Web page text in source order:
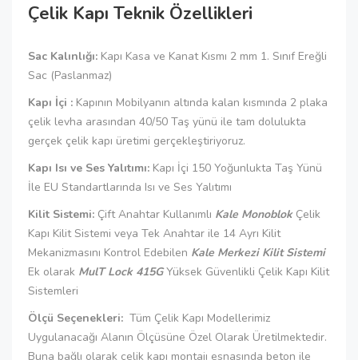
Çelik Kapı Teknik Özellikleri
Sac Kalınlığı: Kapı Kasa ve Kanat Kısmı 2 mm 1. Sınıf Ereğli
Sac (Paslanmaz)
Kapı İçi : Kapının Mobilyanın altında kalan kısmında 2 plaka
çelik levha arasından 40/50 Taş yünü ile tam dolulukta
gerçek çelik kapı üretimi gerçekleştiriyoruz.
Kapı Isı ve Ses Yalıtımı: Kapı İçi 150 Yoğunlukta Taş Yünü
İle EU Standartlarında Isı ve Ses Yalıtımı
Kilit Sistemi: Çift Anahtar Kullanımlı Kale MonoblokÇelik
Kapı Kilit Sistemi veya Tek Anahtar ile 14 Ayrı Kilit
Mekanizmasını Kontrol Edebilen Kale Merkezi Kilit Sistemi
Ek olarak MulT Lock 415GYüksek Güvenlikli Çelik Kapı Kilit
Sistemleri
Ölçü Seçenekleri: Tüm Çelik Kapı Modellerimiz
Uygulanacağı Alanın Ölçüsüne Özel Olarak Üretilmektedir.
Buna bağlı olarak çelik kapı montajı esnasında beton ile